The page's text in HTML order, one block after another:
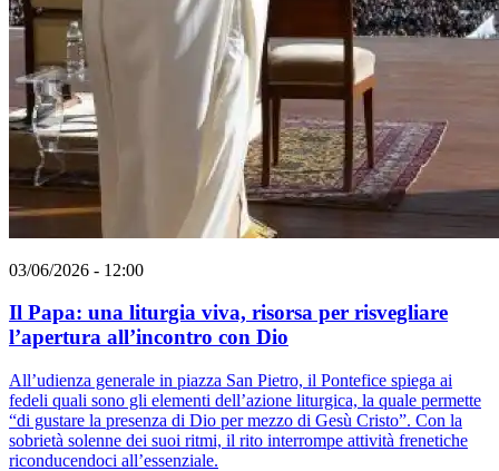
03/06/2026 - 12:00
Il Papa: una liturgia viva, risorsa per risvegliare
l’apertura all’incontro con Dio
All’udienza generale in piazza San Pietro, il Pontefice spiega ai
fedeli quali sono gli elementi dell’azione liturgica, la quale permette
“di gustare la presenza di Dio per mezzo di Gesù Cristo”. Con la
sobrietà solenne dei suoi ritmi, il rito interrompe attività frenetiche
riconducendoci all’essenziale.